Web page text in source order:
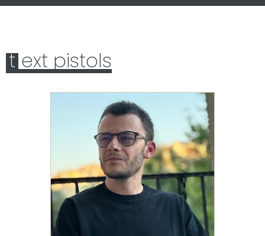
t ext pistols